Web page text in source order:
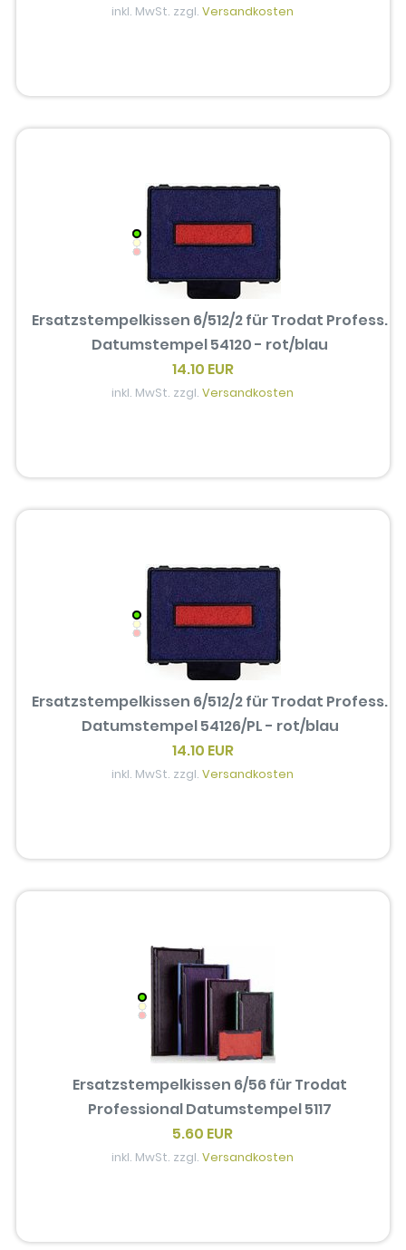
inkl. MwSt. zzgl.Versandkosten
Ersatzstempelkissen 6/512/2 für Trodat Profess.
Datumstempel 54120 - rot/blau
14.10 EUR
inkl. MwSt. zzgl.Versandkosten
Ersatzstempelkissen 6/512/2 für Trodat Profess.
Datumstempel 54126/PL - rot/blau
14.10 EUR
inkl. MwSt. zzgl.Versandkosten
Ersatzstempelkissen 6/56 für Trodat
Professional Datumstempel 5117
5.60 EUR
inkl. MwSt. zzgl.Versandkosten